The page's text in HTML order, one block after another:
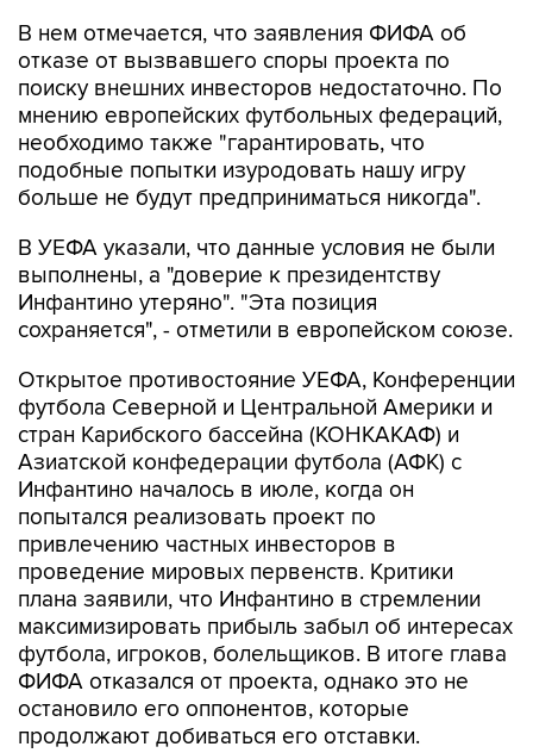
В нем отмечается, что заявления ФИФА об
отказе от вызвавшего споры проекта по
поиску внешних инвесторов недостаточно. По
мнению европейских футбольных федераций,
необходимо также "гарантировать, что
подобные попытки изуродовать нашу игру
больше не будут предприниматься никогда".
В УЕФА указали, что данные условия не были
выполнены, а "доверие к президентству
Инфантино утеряно". "Эта позиция
сохраняется", - отметили в европейском союзе.
Открытое противостояние УЕФА, Конференции
футбола Северной и Центральной Америки и
стран Карибского бассейна (КОНКАКАФ) и
Азиатской конфедерации футбола (АФК) с
Инфантино началось в июле, когда он
попытался реализовать проект по
привлечению частных инвесторов в
проведение мировых первенств. Критики
плана заявили, что Инфантино в стремлении
максимизировать прибыль забыл об интересах
футбола, игроков, болельщиков. В итоге глава
ФИФА отказался от проекта, однако это не
остановило его оппонентов, которые
продолжают добиваться его отставки.